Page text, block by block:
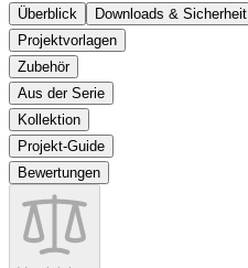
Überblick
Downloads & Sicherheit
Projektvorlagen
Zubehör
Aus der Serie
Kollektion
Projekt-Guide
Bewertungen